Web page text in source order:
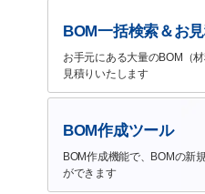
BOM一括検索＆お
お手元にある大量のBOM（
見積りいたします
BOM作成ツール
BOM作成機能で、BOMの新
ができます